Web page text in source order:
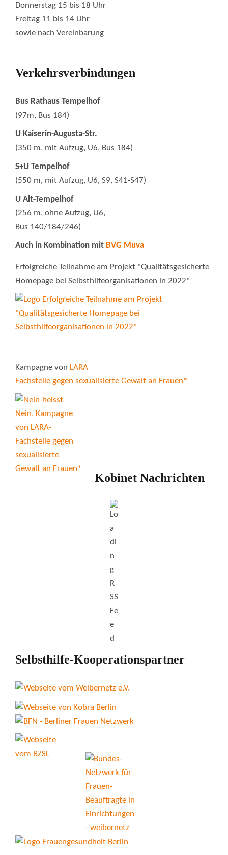
Donnerstag 15 bis 18 Uhr
Freitag 11 bis 14 Uhr
sowie nach Vereinbarung
Verkehrsverbindungen
Bus Rathaus Tempelhof
(97m, Bus 184)
U Kaiserin-Augusta-Str.
(350 m, mit Aufzug, U6, Bus 184)
S+U Tempelhof
(550 m, mit Aufzug, U6, S9, S41-S47)
U Alt-Tempelhof
(256 m, ohne Aufzug, U6,
Bus 140/184/246)
Auch in Kombination mit BVG Muva
Erfolgreiche Teilnahme am Projekt "Qualitätsgesicherte
Homepage bei Selbsthilfeorganisationen in 2022"
Kampagne von LARA
Fachstelle gegen sexualisierte Gewalt an Frauen*
Kobinet Nachrichten
Selbsthilfe-Kooperationspartner